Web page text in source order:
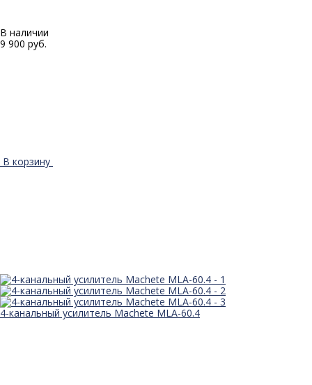
В наличии
9 900 руб.
В корзину
4-канальный усилитель Machete MLA-60.4